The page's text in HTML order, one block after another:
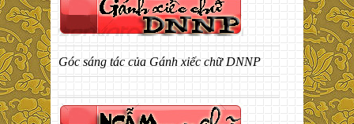
Góc sáng tác của Gánh xiếc chữ DNNP